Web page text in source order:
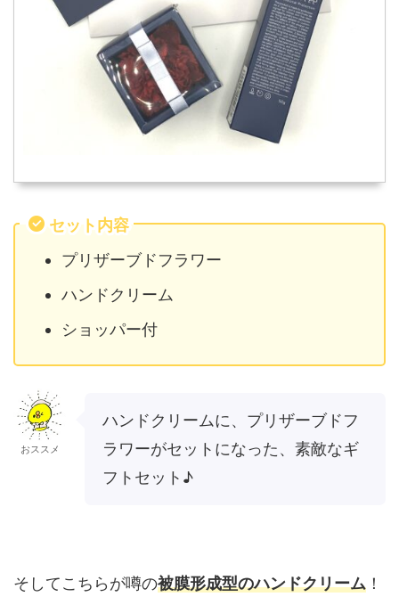
セット内容
プリザーブドフラワー
ハンドクリーム
ショッパー付
おススメ
ハンドクリームに、プリザーブドフ
ラワーがセットになった、素敵なギ
フトセット♪
そしてこちらが噂の被膜形成型のハンドクリーム ！